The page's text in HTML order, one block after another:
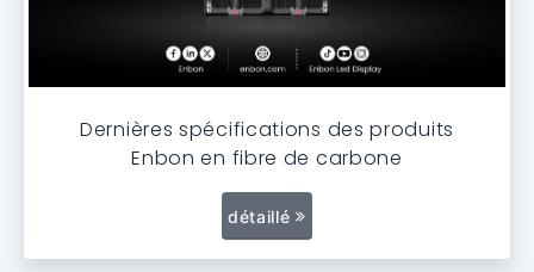
Dernières spécifications des produits
Enbon en fibre de carbone
détaillé